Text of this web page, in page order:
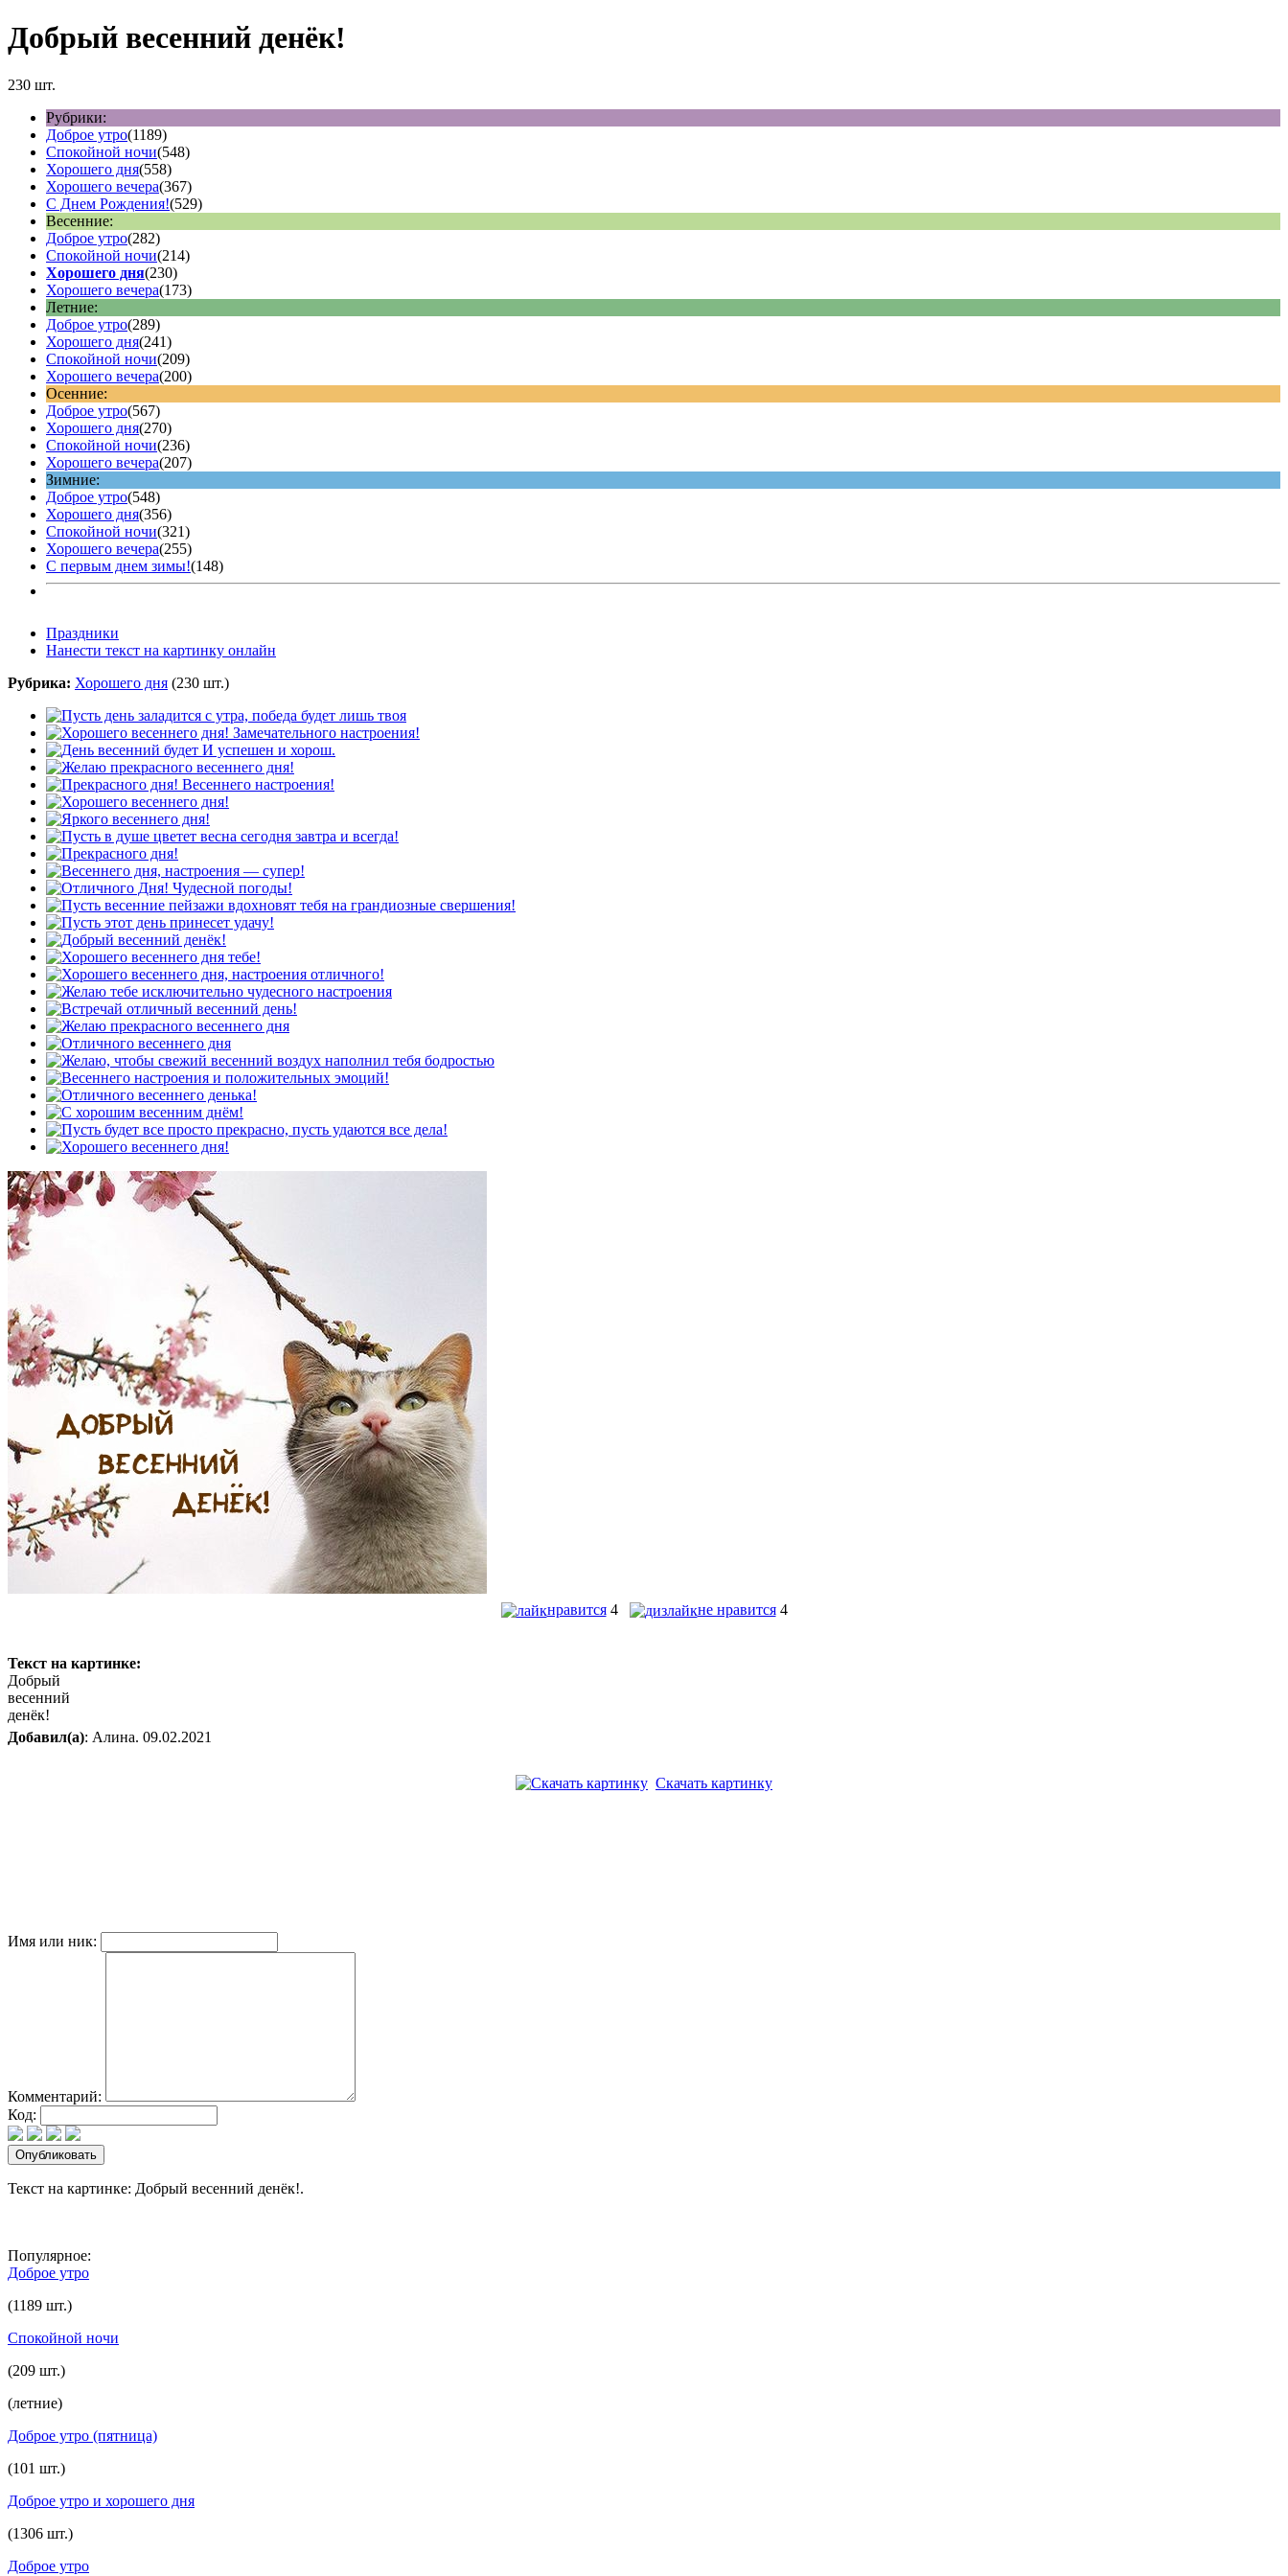
Добрый весенний денëк!
230 шт.
Рубрики:
Доброе утро(1189)
Спокойной ночи(548)
Хорошего дня(558)
Хорошего вечера(367)
С Днем Рождения!(529)
Весенние:
Доброе утро(282)
Спокойной ночи(214)
Хорошего дня(230)
Хорошего вечера(173)
Летние:
Доброе утро(289)
Хорошего дня(241)
Спокойной ночи(209)
Хорошего вечера(200)
Осенние:
Доброе утро(567)
Хорошего дня(270)
Спокойной ночи(236)
Хорошего вечера(207)
Зимние:
Доброе утро(548)
Хорошего дня(356)
Спокойной ночи(321)
Хорошего вечера(255)
С первым днем зимы!(148)
Праздники
Нанести текст на картинку онлайн
Рубрика: Хорошего дня (230 шт.)
нравится 4 не нравится 4
Текст на картинке:
Добрый
весенний
денëк!
Добавил(а): Алина. 09.02.2021
Скачать картинку
Имя или ник:
Комментарий:
Код:
Текст на картинке: Добрый весенний денëк!.
Популярное:
Доброе утро
(1189 шт.)
Спокойной ночи
(209 шт.)
(летние)
Доброе утро (пятница)
(101 шт.)
Доброе утро и хорошего дня
(1306 шт.)
Доброе утро